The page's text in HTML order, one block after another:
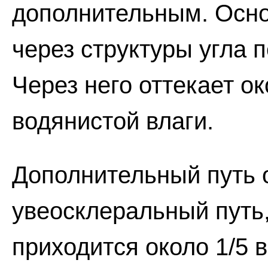
дополнительным.
через структуры угла
Через него оттекает
водянистой влаги.
Дополнительный путь
увеосклеральный
приходится около 1/5